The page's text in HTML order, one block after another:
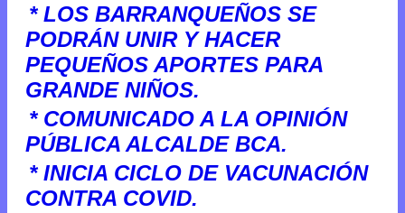
* LOS BARRANQUEÑOS SE
PODRÁN UNIR Y HACER
PEQUEÑOS APORTES PARA
GRANDE NIÑOS.
* COMUNICADO A LA OPINIÓN
PÚBLICA ALCALDE BCA.
* INICIA CICLO DE VACUNACIÓN
CONTRA COVID.